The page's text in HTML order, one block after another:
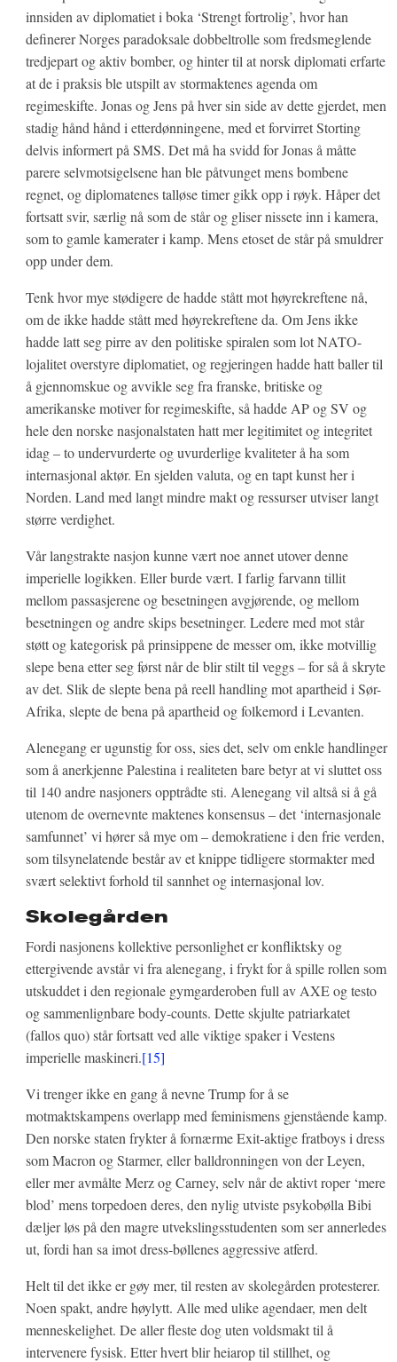
innsiden av diplomatiet i boka ‘Strengt fortrolig’, hvor han
definerer Norges paradoksale dobbeltrolle som fredsmeglende
tredjepart og aktiv bomber, og hinter til at norsk diplomati erfarte
at de i praksis ble utspilt av stormaktenes agenda om
regimeskifte. Jonas og Jens på hver sin side av dette gjerdet, men
stadig hånd hånd i etterdønningene, med et forvirret Storting
delvis informert på SMS. Det må ha svidd for Jonas å måtte
parere selvmotsigelsene han ble påtvunget mens bombene
regnet, og diplomatenes talløse timer gikk opp i røyk. Håper det
fortsatt svir, særlig nå som de står og gliser nissete inn i kamera,
som to gamle kamerater i kamp. Mens etoset de står på smuldrer
opp under dem.
Tenk hvor mye stødigere de hadde stått mot høyrekreftene nå,
om de ikke hadde stått med høyrekreftene da. Om Jens ikke
hadde latt seg pirre av den politiske spiralen som lot NATO-
lojalitet overstyre diplomatiet, og regjeringen hadde hatt baller til
å gjennomskue og avvikle seg fra franske, britiske og
amerikanske motiver for regimeskifte, så hadde AP og SV og
hele den norske nasjonalstaten hatt mer legitimitet og integritet
idag – to undervurderte og uvurderlige kvaliteter å ha som
internasjonal aktør. En sjelden valuta, og en tapt kunst her i
Norden. Land med langt mindre makt og ressurser utviser langt
større verdighet.
Vår langstrakte nasjon kunne vært noe annet utover denne
imperielle logikken. Eller burde vært. I farlig farvann tillit
mellom passasjerene og besetningen avgjørende, og mellom
besetningen og andre skips besetninger. Ledere med mot står
støtt og kategorisk på prinsippene de messer om, ikke motvillig
slepe bena etter seg først når de blir stilt til veggs – for så å skryte
av det. Slik de slepte bena på reell handling mot apartheid i Sør-
Afrika, slepte de bena på apartheid og folkemord i Levanten.
Alenegang er ugunstig for oss, sies det, selv om enkle handlinger
som å anerkjenne Palestina i realiteten bare betyr at vi sluttet oss
til 140 andre nasjoners opptrådte sti. Alenegang vil altså si å gå
utenom de overnevnte maktenes konsensus – det ‘internasjonale
samfunnet’ vi hører så mye om – demokratiene i den frie verden,
som tilsynelatende består av et knippe tidligere stormakter med
svært selektivt forhold til sannhet og internasjonal lov.
Skolegården
Fordi nasjonens kollektive personlighet er konfliktsky og
ettergivende avstår vi fra alenegang, i frykt for å spille rollen som
utskuddet i den regionale gymgarderoben full av AXE og testo
og sammenlignbare body-counts. Dette skjulte patriarkatet
(fallos quo) står fortsatt ved alle viktige spaker i Vestens
imperielle maskineri.[15]
Vi trenger ikke en gang å nevne Trump for å se
motmaktskampens overlapp med feminismens gjenstående kamp.
Den norske staten frykter å fornærme Exit-aktige fratboys i dress
som Macron og Starmer, eller balldronningen von der Leyen,
eller mer avmålte Merz og Carney, selv når de aktivt roper ‘mere
blod’ mens torpedoen deres, den nylig utviste psykobølla Bibi
dæljer løs på den magre utvekslingsstudenten som ser annerledes
ut, fordi han sa imot dress-bøllenes aggressive atferd.
Helt til det ikke er gøy mer, til resten av skolegården protesterer.
Noen spakt, andre høylytt. Alle med ulike agendaer, men delt
menneskelighet. De aller fleste dog uten voldsmakt til å
intervenere fysisk. Etter hvert blir heiarop til stillhet, og